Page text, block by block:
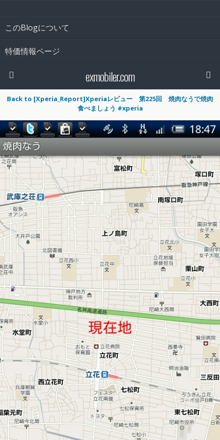
このBlogについて
特価情報ページ
exmobiler.com
Back to [Xperia_Report]Xperiaレビュー 第225回 焼肉なうで焼肉
食べましょう #xperia